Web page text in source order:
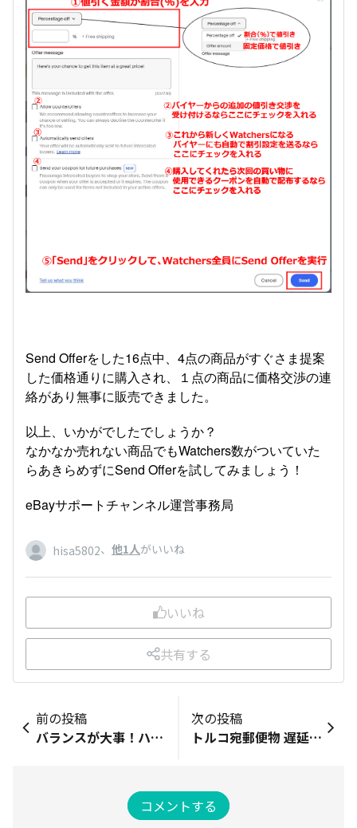
Send Offerをした16点中、4点の商品がすぐさま提案
した価格通りに購入され、１点の商品に価格交渉の連
絡があり無事に販売できました。
以上、いかがでしたでしょうか？
なかなか売れない商品でもWatchers数がついていた
らあきらめずにSend Offerを試してみましょう！
eBayサポートチャンネル運営事務局
hisa5802、 他1人がいいね
いいね
共有する
前の投稿
バランスが大事！ハンドリングタイムを設定しよう！
次の投稿
トルコ宛郵便物 遅延のおしらせ
コメントする